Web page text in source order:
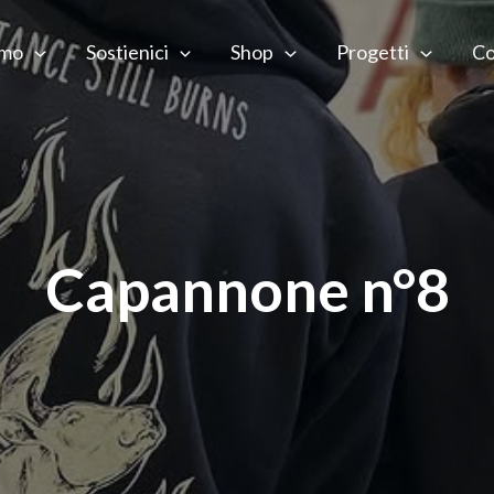
Sostienici Shop Progetti
Capannone n°8